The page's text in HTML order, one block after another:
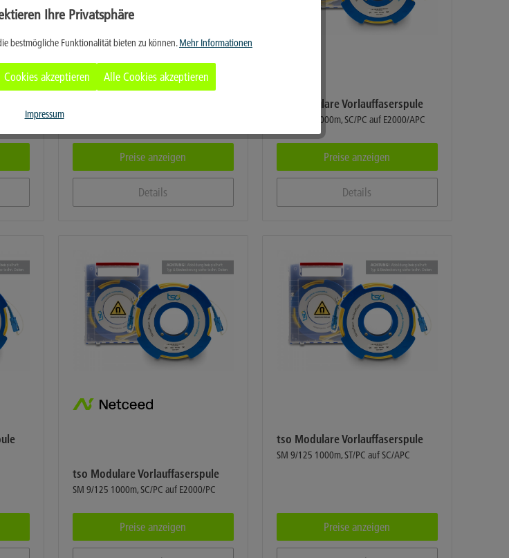
Preise anzeigen
Details
tso Modulare Vorlauffaserspule
SM 9/125 1000m, SC/PC auf E2000/APC
Preise anzeigen
Details
tso Modulare Vorlauffaserspule
SM 9/125 1000m, SC/PC auf E2000/PC
Preise anzeigen
tso Modulare Vorlauffaserspule
SM 9/125 1000m, ST/PC auf SC/APC
Preise anzeigen
Aktiv
Ihre Privatsphäre
bestmögliche Funktionalität bieten zu können.Mehr Informationen
Cookies akzeptieren Alle Cookies akzeptieren
Impressum